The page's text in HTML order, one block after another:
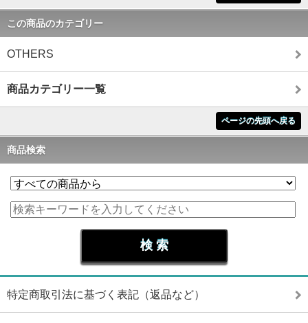
この商品のカテゴリー
OTHERS
商品カテゴリー一覧
ページの先頭へ戻る
商品検索
特定商取引法に基づく表記（返品など）